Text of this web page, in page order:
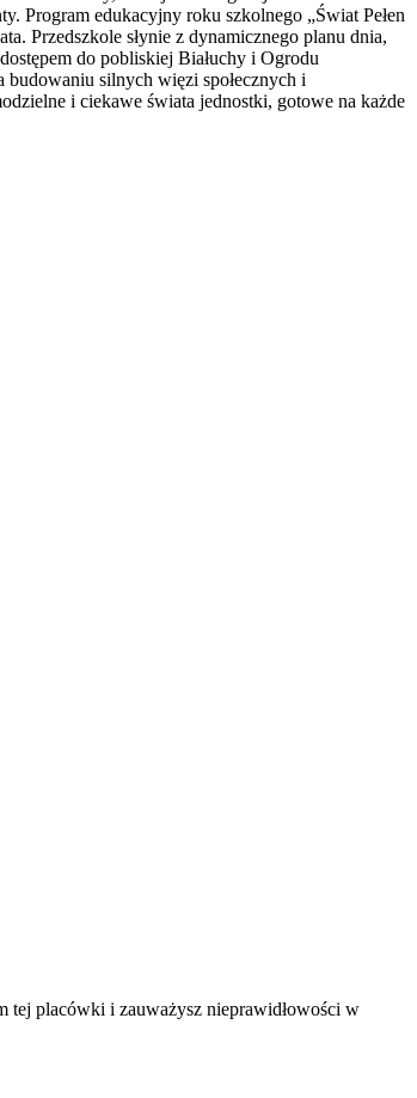
Program edukacyjny roku szkolnego „Świat Pełen
Przedszkole słynie z dynamicznego planu dnia,
do pobliskiej Białuchy i Ogrodu
budowaniu silnych więzi społecznych i
i ciekawe świata jednostki, gotowe na każde
tej placówki i zauważysz nieprawidłowości w